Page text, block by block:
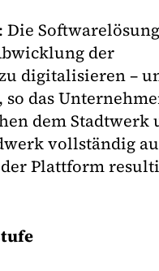
Die
der
digitalisieren –
das
dem Stadtwerk
vollständig
Plattform